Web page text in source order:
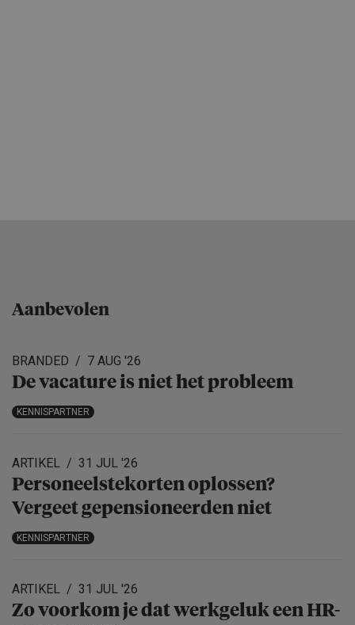
Aanbevolen
BRANDED 7 AUG '26
De vacature is niet het probleem
KENNISPARTNER
ARTIKEL 31 JUL '26
Personeels­te­korten oplossen?
Vergeet gepensio­neerden niet
KENNISPARTNER
ARTIKEL 31 JUL '26
Zo voorkom je dat werkgeluk een HR-